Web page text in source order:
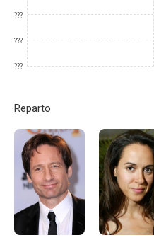
???
???
???
Reparto